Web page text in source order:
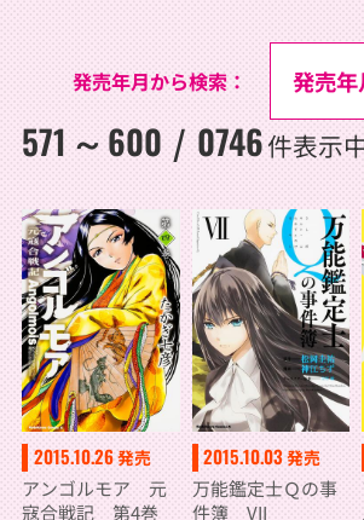
571 ～ 600 / 0746件表示
発売年月から検索：
2015.10.26発売
アンゴルモア 元
寇合戦記 第4巻
2015.10.03発売
万能鑑定士Ｑの事
件簿 VII